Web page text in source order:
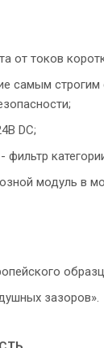
от токов
самым строгим
DC;
модуль в
зазоров».